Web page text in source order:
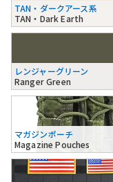
TAN・ダークアース系
TAN・Dark Earth
レンジャーグリーン
Ranger Green
マガジンポーチ
Magazine Pouches